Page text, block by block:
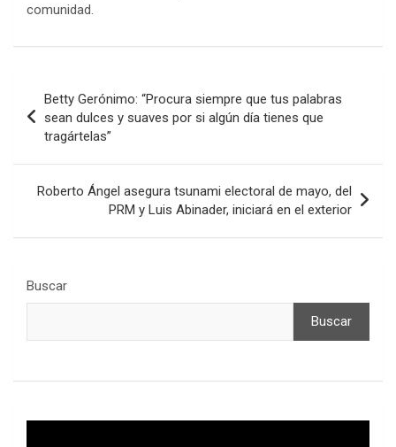
comunidad.
de
entradas
Betty Gerónimo: “Procura siempre que tus palabras
sean dulces y suaves por si algún día tienes que
tragártelas”
Roberto Ángel asegura tsunami electoral de mayo, del
PRM y Luis Abinader, iniciará en el exterior
Buscar
Buscar